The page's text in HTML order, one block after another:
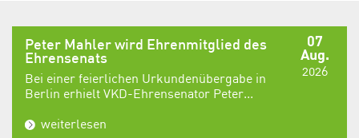
07
Aug.
2026
Peter Mahler wird Ehrenmitglied des
Ehrensenats
Bei einer feierlichen Urkundenübergabe in
Berlin erhielt VKD-Ehrensenator Peter...
weiterlesen